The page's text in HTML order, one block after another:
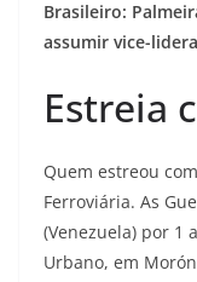
Brasileiro:
assumir vice-
Estreia
Quem estreou
Ferroviária. As
(Venezuela) por 1
Urbano, em